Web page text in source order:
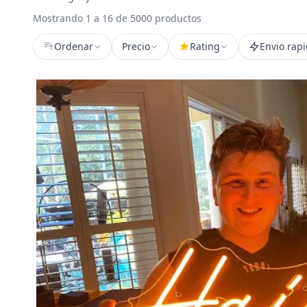
Mostrando 1 a 16 de 5000 productos
Ordenar Precio Rating Envio